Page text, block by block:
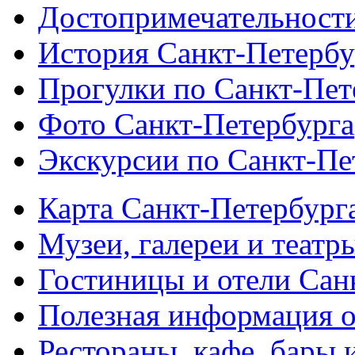
История Санкт-
Прогулки по Санкт-
Фото Санкт-Петербурга
Экскурсии по Санкт-
Карта Санкт-
Музеи, галереи и
Гостиницы и отели
Полезная информация